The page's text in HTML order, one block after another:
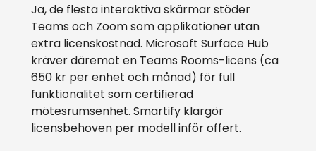
Ja, de flesta interaktiva skärmar stöder
Teams och Zoom som applikationer utan
extra licenskostnad. Microsoft Surface Hub
kräver däremot en Teams Rooms-licens (ca
650 kr per enhet och månad) för full
funktionalitet som certifierad
mötesrumsenhet. Smartify klargör
licensbehoven per modell inför offert.